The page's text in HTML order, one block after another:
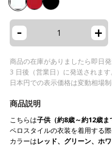
- +
商品の在庫がありましたら即日
3 日後（営業日）に発送されます
日本円での表示価格は変動相場
商品説明
こちらは子供（約8歳～約12歳ま
ペロスタイルの衣装を着用する際
カラーはレッド、グリーン、ホ